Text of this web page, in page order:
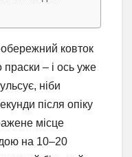
ковток
– і ось уже
ніби
після опіку
місце
на 10–20